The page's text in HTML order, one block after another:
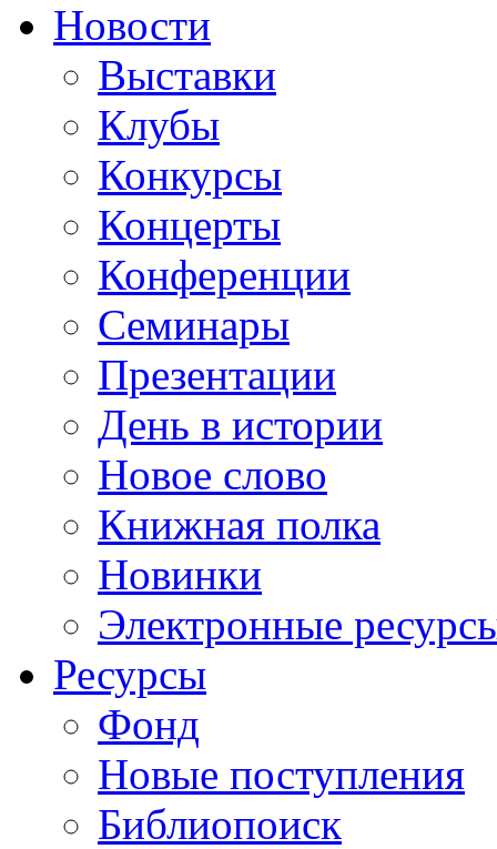
Новости
Выставки
Клубы
Конкурсы
Концерты
Конференции
Семинары
Презентации
День в истории
Новое слово
Книжная полка
Новинки
Электронные
Ресурсы
Фонд
Новые поступления
Библиопоиск